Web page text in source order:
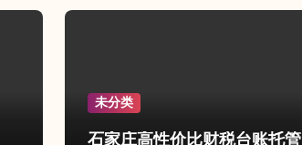
未分类
石家庄高性价比财税台账托管